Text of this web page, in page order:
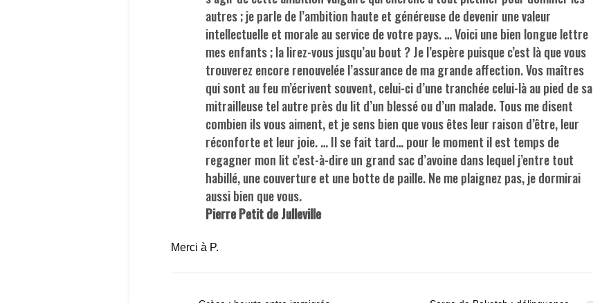
autres ; je parle de l’ambition haute et généreuse de devenir une valeur
intellectuelle et morale au service de votre pays. … Voici une bien longue lettre
mes enfants ; la lirez-vous jusqu’au bout ? Je l’espère puisque c’est là que vous
trouverez encore renouvelée l’assurance de ma grande affection. Vos maîtres
qui sont au feu m’écrivent souvent, celui-ci d’une tranchée celui-là au pied de sa
mitrailleuse tel autre près du lit d’un blessé ou d’un malade. Tous me disent
combien ils vous aiment, et je sens bien que vous êtes leur raison d’être, leur
réconforte et leur joie. … Il se fait tard… pour le moment il est temps de
regagner mon lit c’est-à-dire un grand sac d’avoine dans lequel j’entre tout
habillé, une couverture et une botte de paille. Ne me plaignez pas, je dormirai
aussi bien que vous.
Pierre Petit de Julleville
Merci à P.